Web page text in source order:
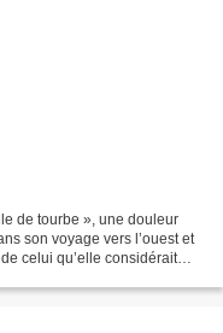
de tourbe », une douleur
son voyage vers l’ouest et
celui qu’elle considérait